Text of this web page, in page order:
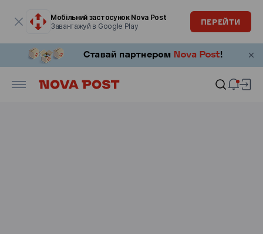
Мобільний застосунок Nova Post
Завантажуй в Google Play
ПЕРЕЙТИ